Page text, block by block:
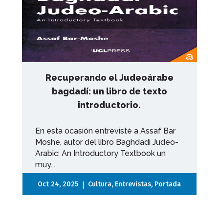
Recuperando el Judeoárabe
bagdadí: un libro de texto
introductorio.
En esta ocasión entrevisté a Assaf Bar
Moshe, autor del libro Baghdadi Judeo-
Arabic: An Introductory Textbook un
muy...
Oct 24, 2025 | Cultura, Entrevistas, Portada